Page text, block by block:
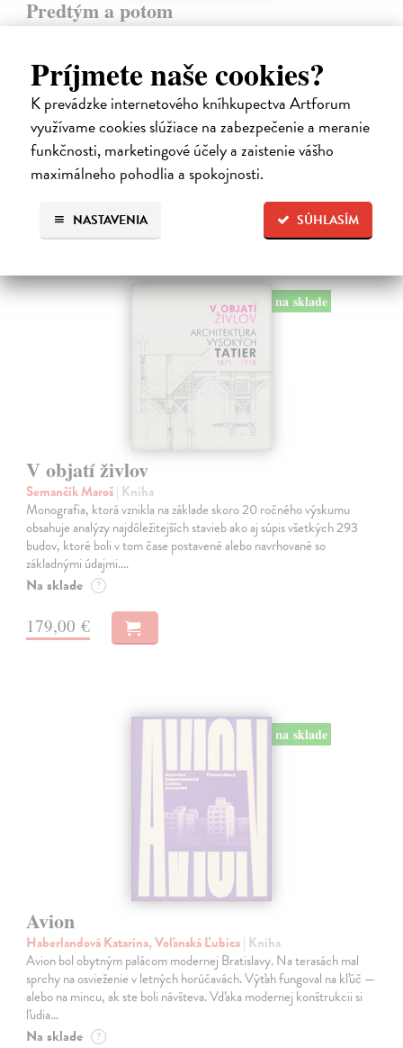
Príjmete naše cookies?
K prevádzke internetového kníhkupectva Artforum
využívame cookies slúžiace na zabezpečenie a meranie
funkčnosti, marketingové účely a zaistenie vášho
maximálneho pohodlia a spokojnosti.
SÚHLASÍM
NASTAVENIA
Predtým a potom
Vallo Matúš| Kniha
hlavné mesto Slovenska na modernú európsku metropolu. Dnes je tu
Bratislava a jej primátor Matúš Vallo, ktorí ukazujú, že aj zdanlivo
naivné…
Na sklade ?
18,55 €
na sklade
V objatí živlov
Semančík Maroš| Kniha
Monografia, ktorá vznikla na základe skoro 20 ročného výskumu
obsahuje analýzy najdôležitejších stavieb ako aj súpis všetkých 293
budov, ktoré boli v tom čase postavené alebo navrhované so
základnými údajmi.…
Na sklade ?
179,00 €
na sklade
Avion
Haberlandová Katarína, Voľanská Ľubica| Kniha
Avion bol obytným palácom modernej Bratislavy. Na terasách mal
sprchy na osvieženie v letných horúčavách. Výťah fungoval na kľúč —
alebo na mincu, ak ste boli návšteva. Vďaka modernej konštrukcii si
ľudia…
Na sklade ?